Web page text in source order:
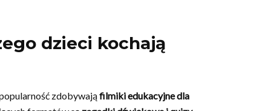
dzieci kochają
zdobywająfilmiki edukacyjne dla